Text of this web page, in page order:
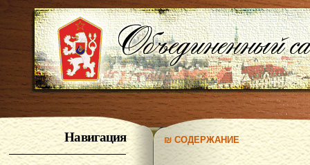
Навигация ₪ СОДЕРЖАНИЕ